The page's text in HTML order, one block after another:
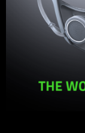
Cortex